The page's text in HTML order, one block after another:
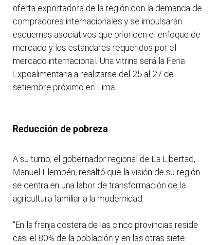
oferta exportadora de la región con la demanda de
compradores internacionales y se impulsarán
esquemas asociativos que prioricen el enfoque de
mercado y los estándares requeridos por el
mercado internacional. Una vitrina será la Feria
Expoalimentaria a realizarse del 25 al 27 de
setiembre próximo en Lima.
Reducción de pobreza
A su turno, el gobernador regional de La Libertad,
Manuel Llempén, resaltó que la visión de su región
se centra en una labor de transformación de la
agricultura familiar a la modernidad.
“En la franja costera de las cinco provincias reside
casi el 80% de la población y en las otras siete